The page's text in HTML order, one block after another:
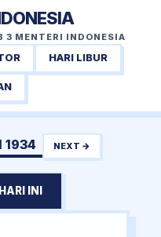
3 MENTERI INDONESIA
HARI LIBUR
1934 NEXT →
INI